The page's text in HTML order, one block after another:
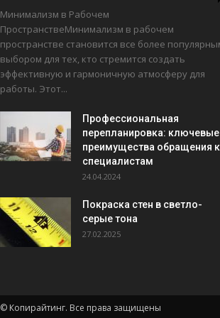
Минимализм в Рабочем
ПространствеМинимализм в рабочем
пространстве становится все более
выбором для тех, кто стремится создать
эффективную и гармоничную атмосферу для
работы. Этот...
Профессиональная
перепланировка: ключевые
преимущества обращения к
специалистам
24.04.2024
Покраска стен в светло-
серые тона
27.02.2025
© Копирайтинг. Все права защищены